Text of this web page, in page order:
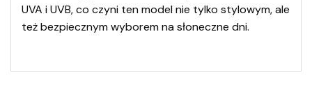
UVA i UVB, co czyni ten model nie tylko stylowym, ale
też bezpiecznym wyborem na słoneczne dni.